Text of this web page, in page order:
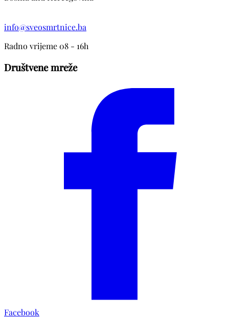
info@sveosmrtnice.ba
Radno vrijeme 08 - 16h
Društvene mreže
Facebook